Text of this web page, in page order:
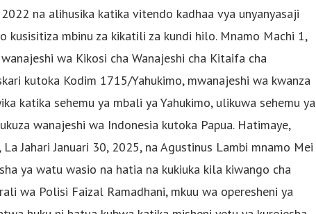
na alihusika katika vitendo kadhaa vya unyanyasaji
kusisitiza mbinu za kikatili za kundi hilo. Mnamo Machi 1,
wa Kikosi cha Wanajeshi cha Kitaifa cha
kutoka Kodim 1715/Yahukimo, mwanajeshi wa kwanza
katika sehemu ya mbali ya Yahukimo, ulikuwa sehemu ya
wanajeshi wa Indonesia kutoka Papua. Hatimaye,
Jahari Januari 30, 2025, na Agustinus Lambi mnamo Mei
ya watu wasio na hatia na kukiuka kila kiwango cha
wa Polisi Faizal Ramadhani, mkuu wa operesheni ya